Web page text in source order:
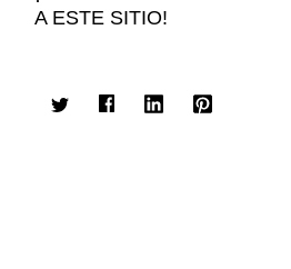
A ESTE SITIO!